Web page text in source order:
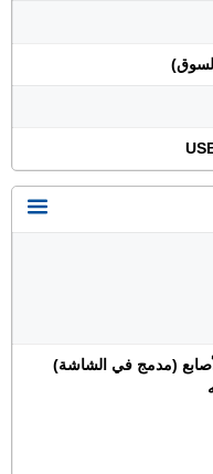
(مدمج في الشاشة)